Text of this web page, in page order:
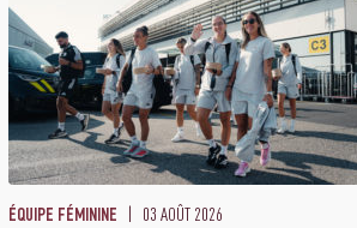
ÉQUIPE FÉMININE 03 AOÛT 2026